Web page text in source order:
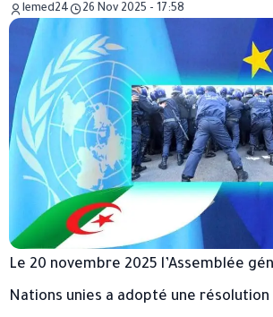
lemed24 26 Nov 2025 - 17:58
Le 20 novembre 2025 l’Assemblée
Nations unies a adopté une résolution